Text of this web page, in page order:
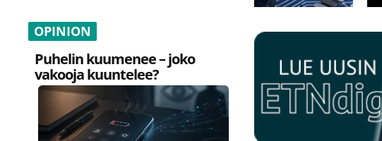
OPINION
Puhelin kuumenee – joko
vakooja kuuntelee?